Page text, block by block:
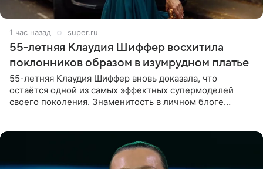
1 час назад super.ru
55-летняя Клаудия Шиффер восхитила
поклонников образом в изумрудном платье
55-летняя Клаудия Шиффер вновь доказала, что
остаётся одной из самых эффектных супермоделей
своего поколения. Знаменитость в личном блоге